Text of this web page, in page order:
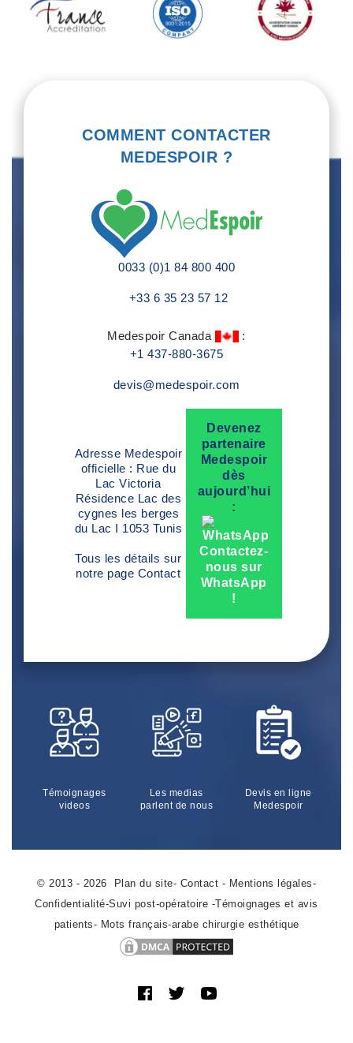
COMMENT CONTACTER
MEDESPOIR ?
0033 (0)1 84 800 400
+33 6 35 23 57 12
Medespoir Canada
:
+1 437-880-3675
devis@medespoir.com
Adresse Medespoir
officielle : Rue du
Lac Victoria
Résidence Lac des
cygnes les berges
du Lac I 1053 Tunis
Tous les détails sur
notre page Contact
Devenez
partenaire
Medespoir
dès
aujourd’hui
:
Contactez-
nous sur
WhatsApp
!
Témoignages
videos
Les medias
parlent de nous
Devis en ligne
Medespoir
© 2013 - 2026 Plan du site- Contact - Mentions légales-
Confidentialité-Suvi post-opératoire -Témoignages et avis
patients- Mots français-arabe chirurgie esthétique